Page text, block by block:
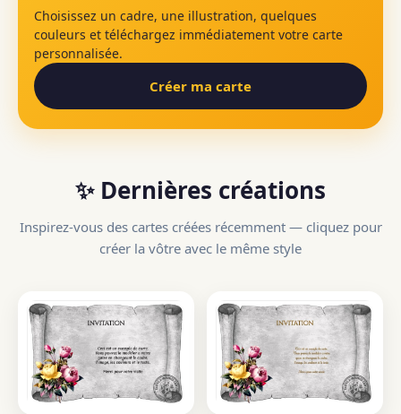
Choisissez un cadre, une illustration, quelques
couleurs et téléchargez immédiatement votre carte
personnalisée.
Créer ma carte
✨ Dernières créations
Inspirez-vous des cartes créées récemment — cliquez pour
créer la vôtre avec le même style